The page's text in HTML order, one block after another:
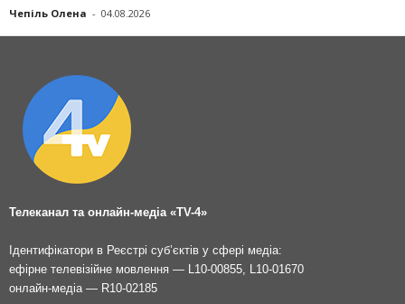
Чепіль Олена - 04.08.2026
Телеканал та онлайн-медіа «TV-4»
Ідентифікатори в Реєстрі суб’єктів у сфері медіа:
ефірне телевізійне мовлення — L10-00855, L10-01670
онлайн-медіа — R10-02185